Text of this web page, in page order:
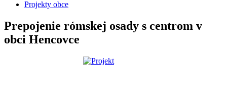
Projekty obce
Prepojenie rómskej osady s centrom v
obci Hencovce